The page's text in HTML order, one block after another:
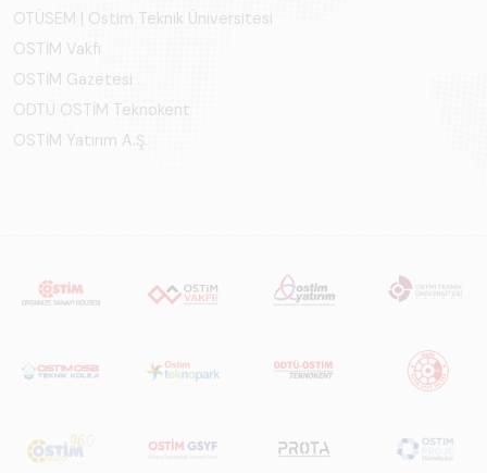
OTÜSEM | Ostim Teknik Üniversitesi
OSTİM Vakfı
OSTİM Gazetesi
ODTÜ OSTİM Teknokent
OSTİM Yatırım A.Ş.